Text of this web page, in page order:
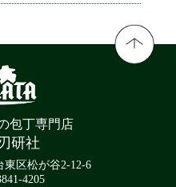
包丁専門店
研社
東区松が谷2-12-6
4205